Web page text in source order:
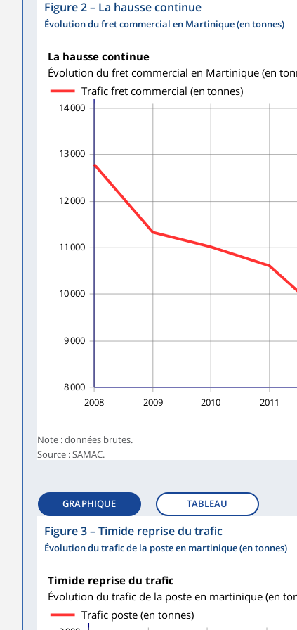
Figure 2– La hausse continue
Évolution du fret commercial en Martinique (en tonnes)
La hausse continue
Évolution du fret commercial en Martinique (en
8 000
9 000
10 000
11 000
12 000
13 000
14 000
2008 2009 2010 2011
Trafic fret commercial (en tonnes)
Note : données brutes.
Source : SAMAC.
GRAPHIQUE TABLEAU
Figure 3–Timide reprise du trafic
Évolution du trafic de la poste en martinique (en tonnes)
Timide reprise du trafic
Évolution du trafic de la poste en martinique (en
Trafic poste (en tonnes)